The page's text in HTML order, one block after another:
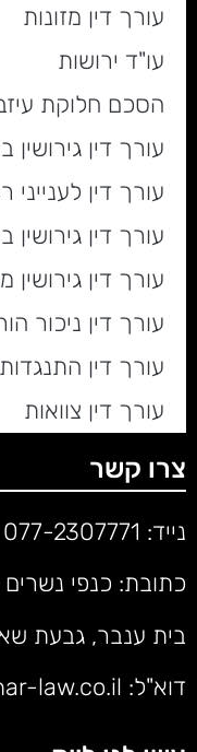
עורך דין מזונות
עו"ד ירושות
הסכם חלוקת
עורך דין גירושין
עורך דין לענייני
עורך דין גירושין
עורך דין גירושין
עורך דין ניכור
עורך דין
עורך דין צוואות
צרו קשר
נייד: 077-2307771
כתובת: כנפי נשרים 13 קומה 1
בית ענבר, גבעת
דוא"ל: law.co.il